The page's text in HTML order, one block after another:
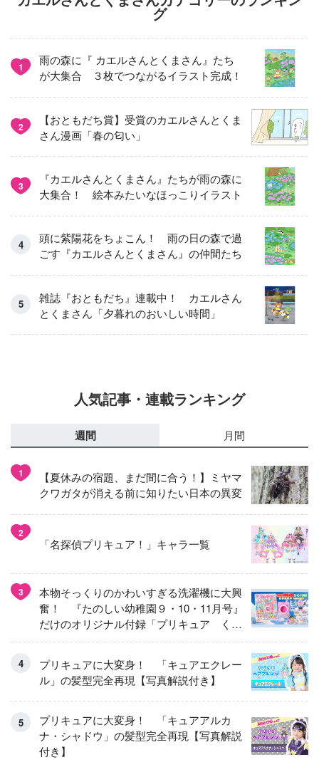
グ
1
雨の森に『 カエルさんとくまさん』たち
が大集合 ３枚でつながるイラスト完成！
2
【おともだち賞】受賞のカエルさんとくま
さん漫画「春の匂い」
3
『カエルさんとくまさん』たちが雨の森に
大集合！ 絵本みたいなほっこりイラスト
頭に紫陽花をちょこん！ 雨の日の森で過
ごす『カエルさんとくまさん』の仲間たち
雑誌『おともだち』連載中！ カエルさん
とくまさん「夕暮れのおいしい時間」
人気記事・連載ランキング
週間 月間
1
【夏休みの宿題、まだ間に合う！】ミヤマ
クワガタが消える前に知りたい日本の異変
2
「名探偵プリキュア！」キャラ一覧
3
本物そっくりのかわいすぎる洗濯機に大興
奮！ 『たのしい幼稚園９・10・11月号』
だけのオリジナル付録「プリキュア くる
くるせんたくき」
プリキュアに大変身！ 「キュアエクレー
ル」の髪型完全再現【写真解説付き】
プリキュアに大変身！ 「キュアアルカ
ナ・シャドウ」の髪型完全再現【写真解説
付き】